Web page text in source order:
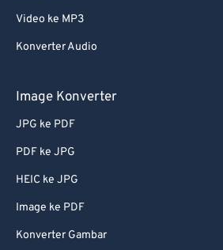
Video ke MP3
Konverter Audio
Image Konverter
JPG ke PDF
PDF ke JPG
HEIC ke JPG
Image ke PDF
Konverter Gambar